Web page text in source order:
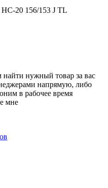
20 156/153 J TL
нужный товар за вас
напрямую, либо
в рабочее время
мне